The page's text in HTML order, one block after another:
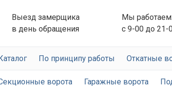
Выезд замерщика
в день обращения
Мы работаем:
с 9-00 до 21-
По принципу работы Откатные
ворота Гаражные ворота